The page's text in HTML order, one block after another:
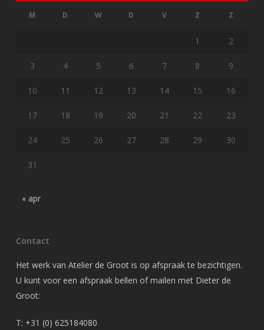
M D W D V Z Z
1 2
3 4 5 6 7 8 9
10 11 12 13 14 15 16
17 18 19 20 21 22 23
24 25 26 27 28 29 30
31
« apr
Contact
Het werk van Atelier de Groot is op afspraak te bezichtigen.
U kunt voor een afspraak bellen of mailen met Dieter de
Groot:
T: +31 (0) 625184080